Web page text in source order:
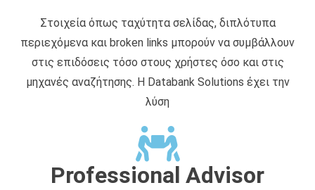
Στοιχεία όπως ταχύτητα σελίδας, διπλότυπα
περιεχόμενα και broken links μπορούν να συμβάλλουν
στις επιδόσεις τόσο στους χρήστες όσο και στις
μηχανές αναζήτησης. Η Databank Solutions έχει την
λύση
Professional Advisor